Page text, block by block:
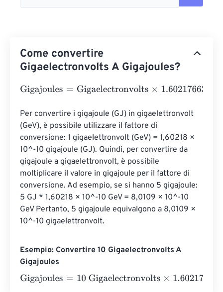
Come convertire
Gigaelectronvolts A Gigajoules?
Gigajoules=Gigaelectronvolts×1.602176634e-8
Per convertire i gigajoule (GJ) in gigaelettronvolt
(GeV), è possibile utilizzare il fattore di
conversione: 1 gigaelettronvolt (GeV) = 1,60218 ×
10^-10 gigajoule (GJ). Quindi, per convertire da
gigajoule a gigaelettronvolt, è possibile
moltiplicare il valore in gigajoule per il fattore di
conversione. Ad esempio, se si hanno 5 gigajoule:
5 GJ * 1,60218 × 10^-10 GeV = 8,0109 × 10^-10
GeV Pertanto, 5 gigajoule equivalgono a 8,0109 ×
10^-10 gigaelettronvolt.
Esempio: Convertire 10 Gigaelectronvolts A
Gigajoules
Gigajoules=10 Gigaelectronvolts×1.602176634e-8=